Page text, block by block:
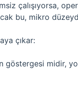
çalışıyorsa,
bu, mikro
çıkar:
göstergesi midir,